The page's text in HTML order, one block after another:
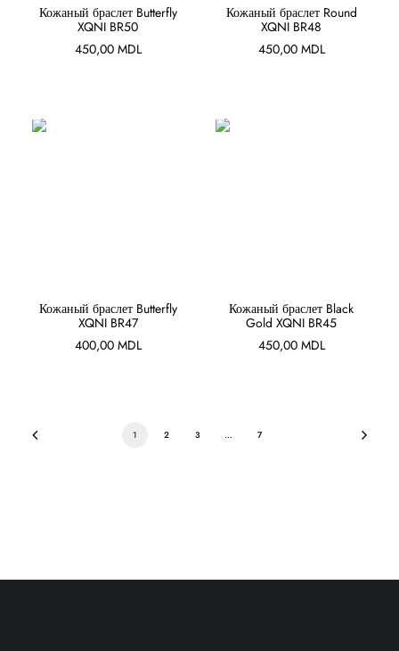
В КОРЗИНУ
Кожаный браслет Butterfly
XQNI BR50
450,00 MDL
В КОРЗИНУ
Кожаный браслет Round
XQNI BR48
450,00 MDL
В КОРЗИНУ
Кожаный браслет Butterfly
XQNI BR47
400,00 MDL
В КОРЗИНУ
Кожаный браслет Black
Gold XQNI BR45
450,00 MDL
1 2 3 … 7